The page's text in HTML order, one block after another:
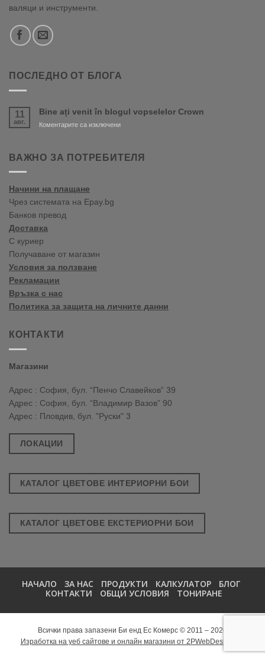
валяци и инструменти.
ПОСЛЕДНО ОТ БЛОГА
11
авг.
Bine ați venit în blogul vopselelor Crown
Коментарите са изключениза
venit
ВАЖНО ЗА ПОТРЕБИТЕЛЯ
Начини на плащане
Чрез системата на Epay.bg
Банков превод
Доставка
С куриер
Получаване от магазин
Условия за ползване
Рекламации
Връзка с нас
Политика за защита на личните данни
КОНТАКТИ
Магазини
Адрес : София, бул. “Пенчо Славейков” 39
Адрес : София, бул. “Владимир Вазов” 90
Адрес : Пловдив, бул. "Руски" 3
ЛОКАЦИИ
КАТАЛОГ ЦВЕТОВЕ ИНТЕРИОРНИ БОИ
КАТАЛОГ ЦВЕТОВЕ ЕКСТЕРИОРНИ БОИ
НАЧАЛО ЗА НАС ПРОДУКТИ КАЛКУЛАТОР
БЛОГ
КОНТАКТИ
ОБЩИ УСЛОВИЯ ТОНИРАНЕ
Всички права запазени Би енд Ес Комерс © 2011 – 2026
Изработка на уеб сайтове и онлайн магазини от 2PWebDesign.net